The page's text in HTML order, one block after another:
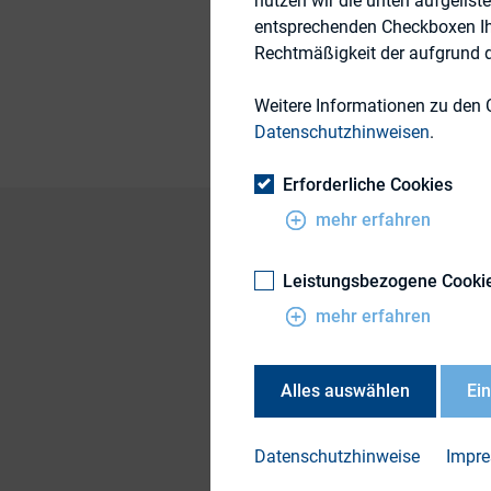
Themengebiete
Sonderthema:
der
Zum Thema
Unternehmen
entsprechenden Checkboxen
Rechtmäßigkeit der aufgrund
Weitere Informationen zu den
Datenschutzhinweisen.
Erforderliche Cookies
mehr erfahren
Leistungsbezogene
mehr erfahren
Alles auswählen
Datenschutzhinweise